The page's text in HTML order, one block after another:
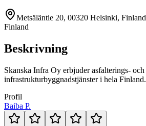
Metsäläntie 20, 00320 Helsinki, Finland
Finland
Beskrivning
Skanska Infra Oy erbjuder asfalterings- och
infrastrukturbyggnadstjänster i hela Finland.
Profil
Baiba P.